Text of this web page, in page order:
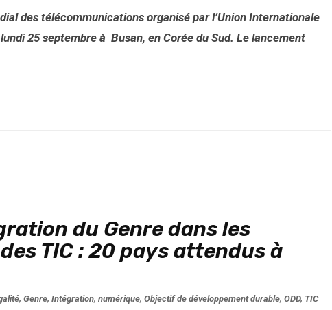
des télécommunications organisé par l’Union Internationale
25 septembre à Busan, en Corée du Sud. Le lancement
du Genre dans les
TIC : 20 pays attendus à
, Genre, Intégration, numérique, Objectif de développement durable, ODD, TIC